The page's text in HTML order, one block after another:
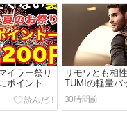
イラー祭り
ポイントア
イルやANA
プラチナ還
ます。
リモワとも相
TUMIの軽量バ
（リュック）
とレビュー、
点とは？
30時間前